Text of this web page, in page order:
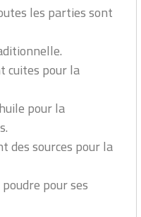
les parties sont
cuites pour la
pour la
des sources pour la
pour ses